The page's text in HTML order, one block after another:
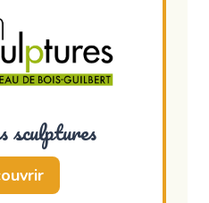
sculptures